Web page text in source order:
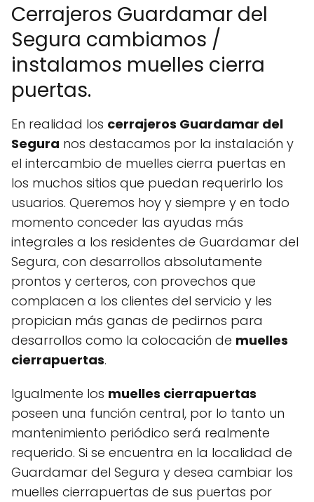
Cerrajeros Guardamar del
Segura cambiamos /
instalamos muelles cierra
puertas.
En realidad los cerrajeros Guardamar del
Segura nos destacamos por la instalación y
el intercambio de muelles cierra puertas en
los muchos sitios que puedan requerirlo los
usuarios. Queremos hoy y siempre y en todo
momento conceder las ayudas más
integrales a los residentes de Guardamar del
Segura, con desarrollos absolutamente
prontos y certeros, con provechos que
complacen a los clientes del servicio y les
propician más ganas de pedirnos para
desarrollos como la colocación de muelles
cierrapuertas.
Igualmente los muelles cierrapuertas
poseen una función central, por lo tanto un
mantenimiento periódico será realmente
requerido. Si se encuentra en la localidad de
Guardamar del Segura y desea cambiar los
muelles cierrapuertas de sus puertas por